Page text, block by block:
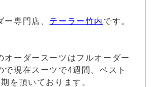
専門店、 テーラー竹内 です。
オーダースーツはフルオーダー
で現在スーツで4週間、ベスト
を頂いております。